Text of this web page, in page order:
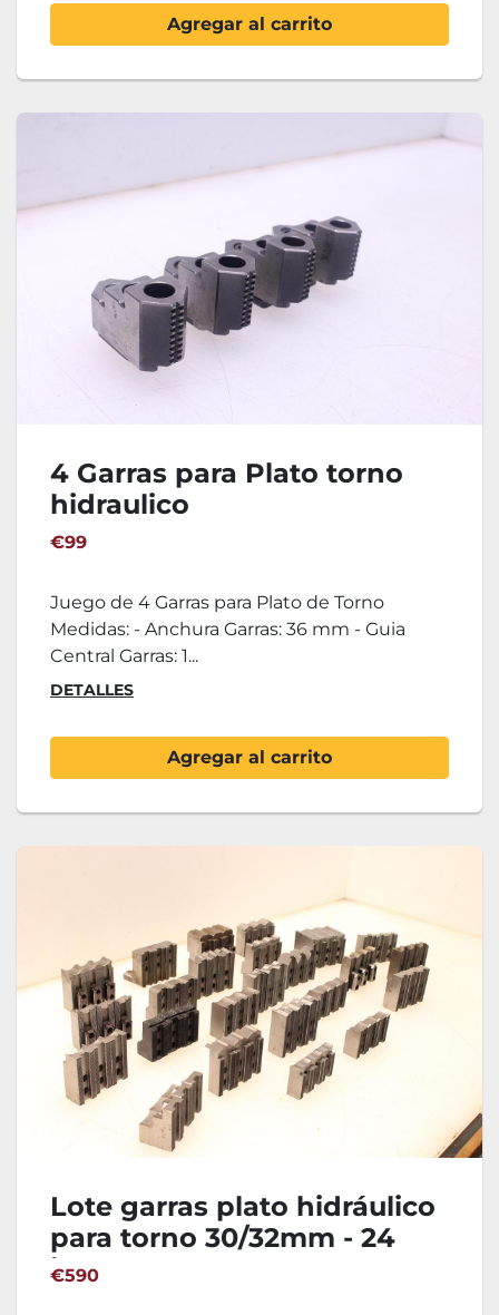
Agregar al carrito
4 Garras para Plato torno
hidraulico
€99
Juego de 4 Garras para Plato de Torno
Medidas: - Anchura Garras: 36 mm - Guia
Central Garras: 1...
DETALLES
Agregar al carrito
Lote garras plato hidráulico
para torno 30/32mm - 24
juegos
€590